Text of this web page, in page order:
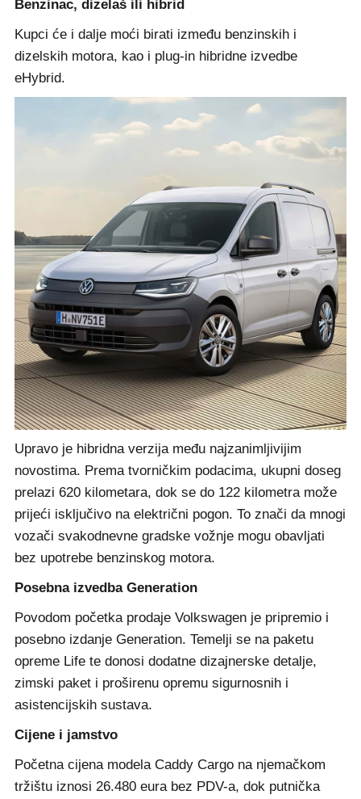
Benzinac, dizelaš ili hibrid
Kupci će i dalje moći birati između benzinskih i
dizelskih motora, kao i plug-in hibridne izvedbe
eHybrid.
Upravo je hibridna verzija među najzanimljivijim
novostima. Prema tvorničkim podacima, ukupni doseg
prelazi 620 kilometara, dok se do 122 kilometra može
prijeći isključivo na električni pogon. To znači da mnogi
vozači svakodnevne gradske vožnje mogu obavljati
bez upotrebe benzinskog motora.
Posebna izvedba Generation
Povodom početka prodaje Volkswagen je pripremio i
posebno izdanje Generation. Temelji se na paketu
opreme Life te donosi dodatne dizajnerske detalje,
zimski paket i proširenu opremu sigurnosnih i
asistencijskih sustava.
Cijene i jamstvo
Početna cijena modela Caddy Cargo na njemačkom
tržištu iznosi 26.480 eura bez PDV-a, dok putnička